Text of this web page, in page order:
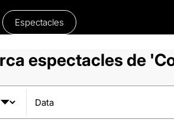
Espectacles
espectacles de
Data